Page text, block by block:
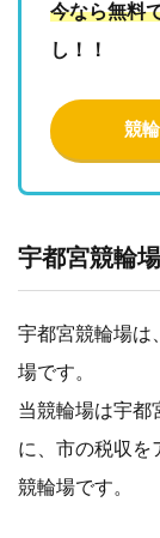
今なら無料
し！！
競
宇都宮競輪
宇都宮競輪場は
場です。
当競輪場は宇都
に、市の税収を
競輪場です。